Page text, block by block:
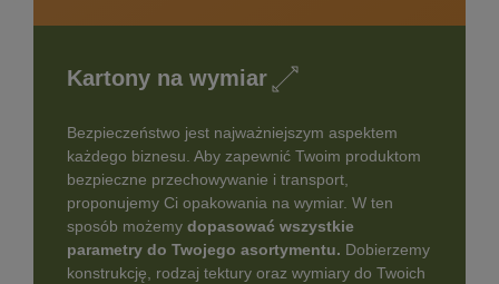
Kartony na wymiar
Bezpieczeństwo jest najważniejszym aspektem
każdego biznesu. Aby zapewnić Twoim produktom
bezpieczne przechowywanie i transport,
proponujemy Ci opakowania na wymiar. W ten
sposób możemy dopasować wszystkie
parametry do Twojego asortymentu. Dobierzemy
konstrukcję, rodzaj tektury oraz wymiary do Twoich